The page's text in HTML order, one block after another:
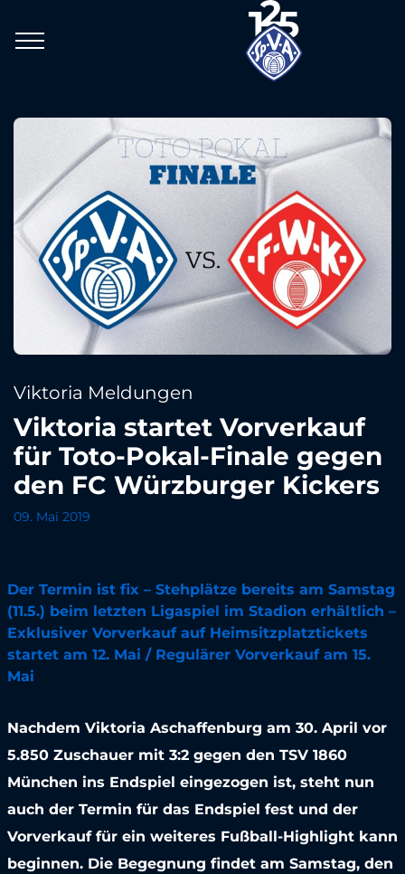
Viktoria Meldungen
Viktoria startet Vorverkauf
für Toto-Pokal-Finale gegen
den FC Würzburger Kickers
09. Mai 2019
Der Termin ist fix – Stehplätze bereits am Samstag
(11.5.) beim letzten Ligaspiel im Stadion erhältlich –
Exklusiver Vorverkauf auf Heimsitzplatztickets
startet am 12. Mai / Regulärer Vorverkauf am 15.
Mai
Nachdem Viktoria Aschaffenburg am 30. April vor
5.850 Zuschauer mit 3:2 gegen den TSV 1860
München ins Endspiel eingezogen ist, steht nun
auch der Termin für das Endspiel fest und der
Vorverkauf für ein weiteres Fußball-Highlight kann
beginnen. Die Begegnung findet am Samstag, den